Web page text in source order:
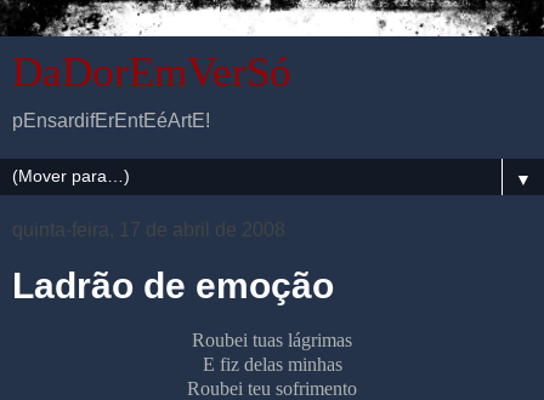
DaDorEmVerSó
pEnsardifErEntEéArtE!
▼
quinta-feira, 17 de abril de 2008
Ladrão de emoção
Roubei tuas lágrimas
E fiz delas minhas
Roubei teu sofrimento